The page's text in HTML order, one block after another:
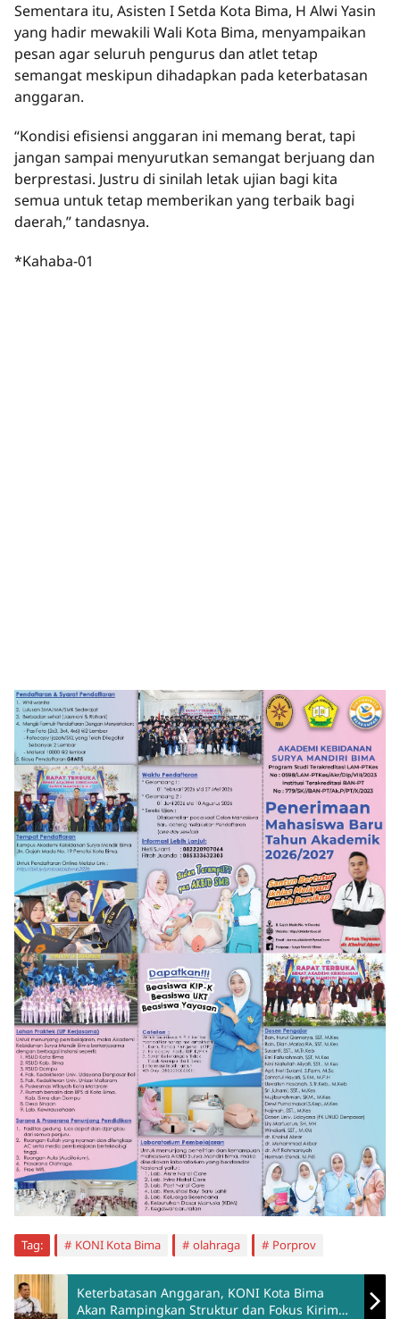
Sementara itu, Asisten I Setda Kota Bima, H Alwi Yasin
yang hadir mewakili Wali Kota Bima, menyampaikan
pesan agar seluruh pengurus dan atlet tetap
semangat meskipun dihadapkan pada keterbatasan
anggaran.
“Kondisi efisiensi anggaran ini memang berat, tapi
jangan sampai menyurutkan semangat berjuang dan
berprestasi. Justru di sinilah letak ujian bagi kita
semua untuk tetap memberikan yang terbaik bagi
daerah,” tandasnya.
*Kahaba-01
Tag: KONI Kota Bima olahraga Porprov
Keterbatasan Anggaran, KONI Kota Bima
Akan Rampingkan Struktur dan Fokus Kirim